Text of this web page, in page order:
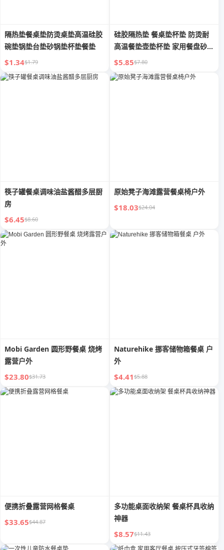
隔热垫餐桌垫防烫桌垫高温硅胶
碗垫锅垫台垫砂锅垫杯垫餐垫
$1.34$1.79
硅胶隔热垫 餐桌垫杯垫 防烫耐
高温餐垫壶垫杯垫 家用餐盘砂锅
垫
$5.85$7.80
筷子罐餐桌调味油盐酱醋多层厨
房
$6.45$8.60
原始凳子海滩露营餐桌椅户外
$18.03$24.04
Mobi Garden 圆形野餐桌 烧烤
露营户外
$23.80$31.73
Naturehike 挪客储物箱餐桌 户
外
$4.41$5.88
便携折叠露营网格餐桌
$33.65$44.87
多功能桌面收纳架 餐桌杯具收纳
神器
$8.57$11.43